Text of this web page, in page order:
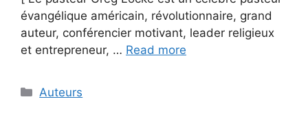
évangélique américain, révolutionnaire, grand
auteur, conférencier motivant, leader religieux
et entrepreneur, … Read more
Categories
Auteurs